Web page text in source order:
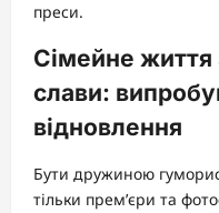
преси.
Сімейне
слави:
відновлення
Бути дружиною
тільки прем’єри та